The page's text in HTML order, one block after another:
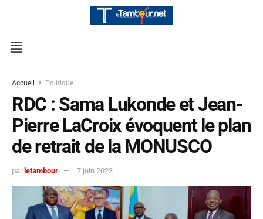
Accueil Politique
RDC : Sama Lukonde et Jean-
Pierre LaCroix évoquent le plan
de retrait de la MONUSCO
par letambour 7 juin 2023